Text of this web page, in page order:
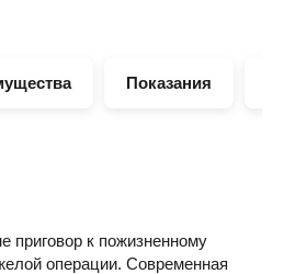
Показания
приговор к пожизненному
операции. Современная